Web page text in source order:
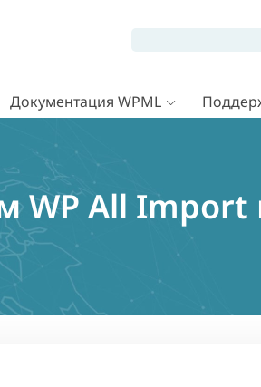
Документация WPML
WP All Import